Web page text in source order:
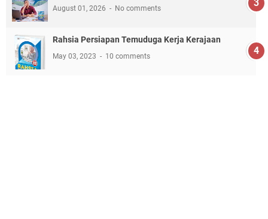
August 01, 2026 No comments
Rahsia Persiapan Temuduga Kerja Kerajaan
May 03, 2023 10 comments